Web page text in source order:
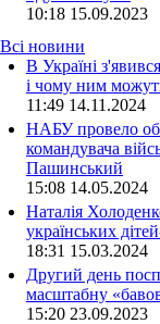
10:18 15.09.2023
Всі новини
В Україні
і чому ним
11:49 14.11.2024
НАБУ провело
командувача
Пашинський
15:08 14.05.2024
Наталія
українських
18:31 15.03.2024
Другий день
масштабну
15:20 23.09.2023